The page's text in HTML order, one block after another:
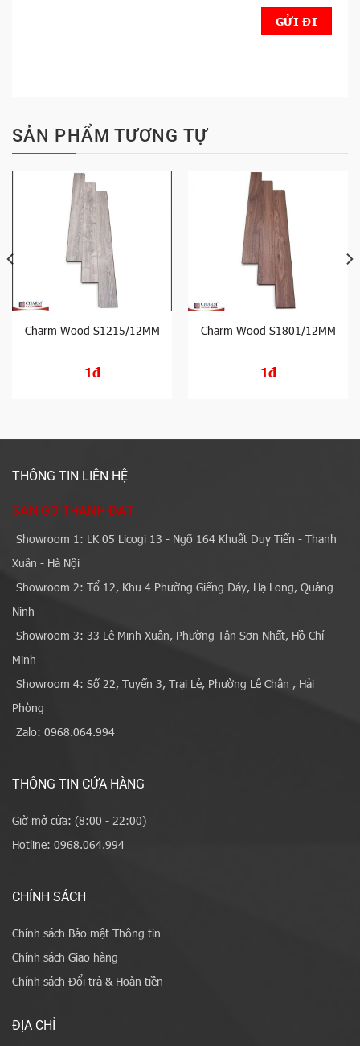
SẢN PHẨM TƯƠNG TỰ
Charm Wood S1215/12MM
1đ
Charm Wood S1801/12MM
1đ
THÔNG TIN LIÊN HỆ
SÀN GỖ THÀNH ĐẠT
Showroom 1: LK 05 Licogi 13 - Ngõ 164 Khuất Duy Tiến - Thanh
Xuân - Hà Nội
Showroom 2: Tổ 12, Khu 4 Phường Giếng Đáy, Hạ Long, Quảng
Ninh
Showroom 3: 33 Lê Minh Xuân, Phường Tân Sơn Nhất, Hồ Chí
Minh
Showroom 4: Số 22, Tuyến 3, Trại Lẻ, Phường Lê Chân , Hải
Phòng
Zalo: 0968.064.994
THÔNG TIN CỬA HÀNG
Giờ mở cửa: (8:00 - 22:00)
Hotline: 0968.064.994
CHÍNH SÁCH
Chính sách Bảo mật Thông tin
Chính sách Giao hàng
Chính sách Đổi trả & Hoàn tiền
ĐỊA CHỈ